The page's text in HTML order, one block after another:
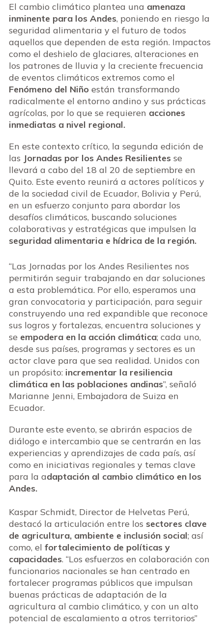
El cambio climático plantea una amenaza
inminente para los Andes, poniendo en riesgo la
seguridad alimentaria y el futuro de todos
aquellos que dependen de esta región. Impactos
como el deshielo de glaciares, alteraciones en
los patrones de lluvia y la creciente frecuencia
de eventos climáticos extremos como el
Fenómeno del Niñoestán transformando
radicalmente el entorno andino y sus prácticas
agrícolas, por lo que se requieren acciones
inmediatas a nivel regional.
En este contexto crítico, la segunda edición de
las Jornadas por los Andes Resilientesse
llevará a cabo del 18 al 20 de septiembre en
Quito. Este evento reunirá a actores políticos y
de la sociedad civil de Ecuador, Bolivia y Perú,
en un esfuerzo conjunto para abordar los
desafíos climáticos, buscando soluciones
colaborativas y estratégicas que impulsen la
seguridad alimentaria e hídrica de la región.
“Las Jornadas por los Andes Resilientes nos
permitirán seguir trabajando en dar soluciones
a esta problemática. Por ello, esperamos una
gran convocatoria y participación, para seguir
construyendo una red expandible que reconoce
sus logros y fortalezas, encuentra soluciones y
se empodera en la acción climática; cada uno,
desde sus países, programas y sectores es un
actor clave para que sea realidad. Unidos con
un propósito: incrementar la resiliencia
climática en las poblaciones andinas”, señaló
Marianne Jenni, Embajadora de Suiza en
Ecuador.
Durante este evento, se abrirán espacios de
diálogo e intercambio que se centrarán en las
experiencias y aprendizajes de cada país, así
como en iniciativas regionales y temas clave
para la adaptación al cambio climático en los
Andes.
Kaspar Schmidt, Director de Helvetas Perú,
destacó la articulación entre los sectores clave
de agricultura, ambiente e inclusión social; así
como, el fortalecimiento de políticas y
capacidades. “Los esfuerzos en colaboración con
funcionarios nacionales se han centrado en
fortalecer programas públicos que impulsan
buenas prácticas de adaptación de la
agricultura al cambio climático, y con un alto
potencial de escalamiento a otros territorios”